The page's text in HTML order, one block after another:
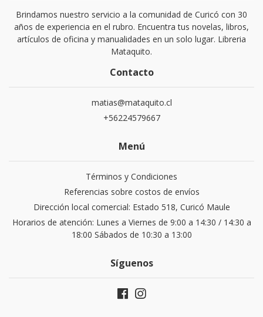
Brindamos nuestro servicio a la comunidad de Curicó con 30
años de experiencia en el rubro. Encuentra tus novelas, libros,
artículos de oficina y manualidades en un solo lugar. Libreria
Mataquito.
Contacto
matias@mataquito.cl
+56224579667
Menú
Términos y Condiciones
Referencias sobre costos de envíos
Dirección local comercial: Estado 518, Curicó Maule
Horarios de atención: Lunes a Viernes de 9:00 a 14:30 / 14:30 a
18:00 Sábados de 10:30 a 13:00
Síguenos